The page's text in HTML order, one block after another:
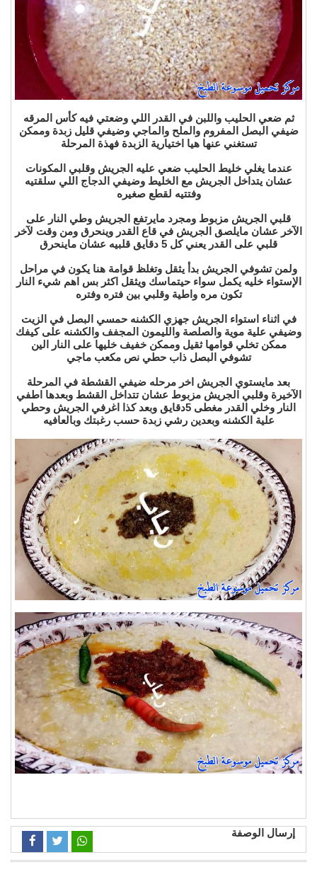
ثم ضعي الحليب واللبن في القدر اللي وضعتي فيه كأس المرقه
ضيفي البصل المفروم والملح والماجي وضيفي قليل زبدة وممكن
تستغني عنها هيا اختيارية الزبدة فهذة المرحلة
عندما يغلي خليط الحليب ضعي عليه الجريش وقلبي المكونات
عشان يتداخل الجريش مع الخليط وضيفي الدجاج اللي سلقتيه
وفتتيه لقطع صغيره
قلبي الجريش مزبوط ومجرد مايرتفع الجريش وطي النار على
الآخر عشان مايلصق الجريش في قاع القدر وينحرق ومن وقت لآخر
قلبي على القدر يعني كل 5 دقايق قلبيه عشان ماينحرق
ولمن تشوفي الجريش بدأ يثقل وتغلظ قوامة هنا يكون في مراحل
الإستواء خليه يكمل سواء حيتماسك ويثقل اكثر بس اهم شيء النار
تكون مره واطية وقلبي بين فتره وفتره
في اثناء استواء الجريش جهزي الكشنه حمسي البصل في الزيت
وضيفي علية موية والصلصة والليمون المجفف والكشنه على كيفك
ممكن تخلي قوامها ثقيل وممكن خفيف خليها على النار الين
تشوفي البصل ذاب حطي نص مكعب ماجي
بعد مايستوي الجريش اخر مرحله ضيفي القشطة في المرحلة
الآخيرة وقلبي الجريش مزبوط عشان تتداخل القشط وبعدها اطفي
النار وخلي القدر مغطى 5دقايق وبعد كذا اغرفي الجريش وحطي
علية الكشنه وبعدين رشي زبدة حسب رغبتك وبالعافيه
إرسال الوصفة